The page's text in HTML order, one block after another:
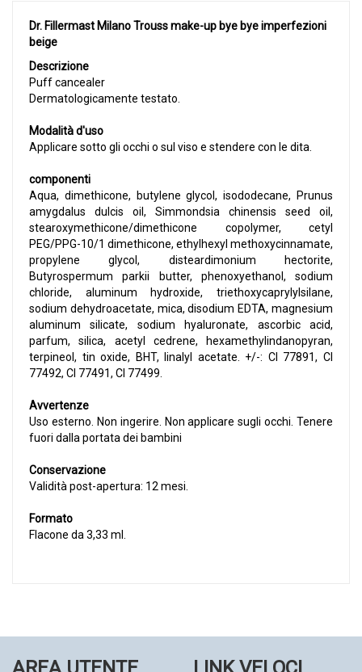
Dr. Fillermast Milano Trouss make-up bye bye imperfezioni
beige
Descrizione
Puff cancealer
Dermatologicamente testato.
Modalità d'uso
Applicare sotto gli occhi o sul viso e stendere con le dita.
componenti
Aqua, dimethicone, butylene glycol, isododecane, Prunus
amygdalus dulcis oil, Simmondsia chinensis seed oil,
stearoxymethicone/dimethicone copolymer, cetyl
PEG/PPG-10/1 dimethicone, ethylhexyl methoxycinnamate,
propylene glycol, disteardimonium hectorite,
Butyrospermum parkii butter, phenoxyethanol, sodium
chloride, aluminum hydroxide, triethoxycaprylylsilane,
sodium dehydroacetate, mica, disodium EDTA, magnesium
aluminum silicate, sodium hyaluronate, ascorbic acid,
parfum, silica, acetyl cedrene, hexamethylindanopyran,
terpineol, tin oxide, BHT, linalyl acetate. +/-: CI 77891, CI
77492, CI 77491, CI 77499.
Avvertenze
Uso esterno. Non ingerire. Non applicare sugli occhi. Tenere
fuori dalla portata dei bambini
Conservazione
Validità post-apertura: 12 mesi.
Formato
Flacone da 3,33 ml.